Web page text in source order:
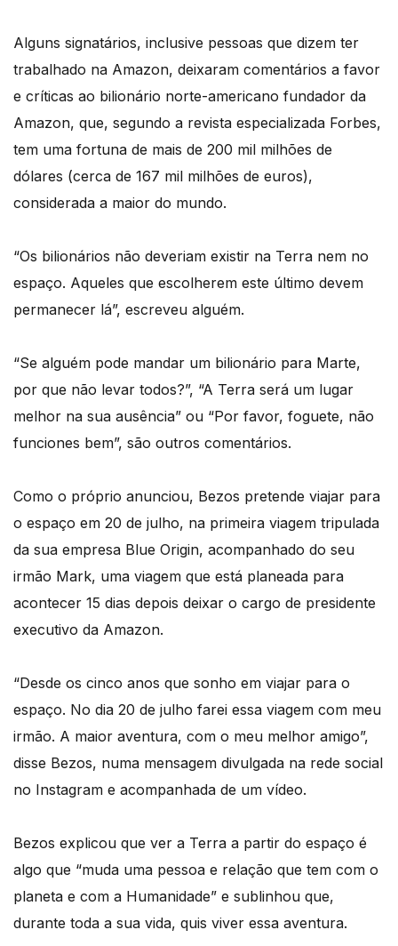
Alguns signatários, inclusive pessoas que dizem ter
trabalhado na Amazon, deixaram comentários a favor
e críticas ao bilionário norte-americano fundador da
Amazon, que, segundo a revista especializada Forbes,
tem uma fortuna de mais de 200 mil milhões de
dólares (cerca de 167 mil milhões de euros),
considerada a maior do mundo.
“Os bilionários não deveriam existir na Terra nem no
espaço. Aqueles que escolherem este último devem
permanecer lá”, escreveu alguém.
“Se alguém pode mandar um bilionário para Marte,
por que não levar todos?”, “A Terra será um lugar
melhor na sua ausência” ou “Por favor, foguete, não
funciones bem”, são outros comentários.
Como o próprio anunciou, Bezos pretende viajar para
o espaço em 20 de julho, na primeira viagem tripulada
da sua empresa Blue Origin, acompanhado do seu
irmão Mark, uma viagem que está planeada para
acontecer 15 dias depois deixar o cargo de presidente
executivo da Amazon.
“Desde os cinco anos que sonho em viajar para o
espaço. No dia 20 de julho farei essa viagem com meu
irmão. A maior aventura, com o meu melhor amigo”,
disse Bezos, numa mensagem divulgada na rede social
no Instagram e acompanhada de um vídeo.
Bezos explicou que ver a Terra a partir do espaço é
algo que “muda uma pessoa e relação que tem com o
planeta e com a Humanidade” e sublinhou que,
durante toda a sua vida, quis viver essa aventura.